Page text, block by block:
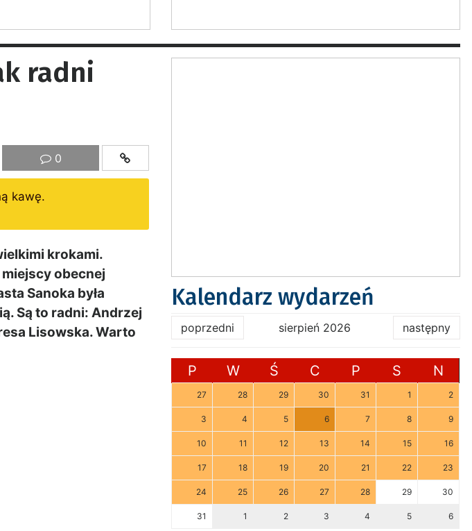
radni
0
kawę.
krokami.
obecnej
Sanoka była
Są to radni: Andrzej
Lisowska. Warto
Kalendarz wydarzeń
poprzedni sierpień 2026 następny
P W Ś C P S N
27 28 29 30 31 1 2
3 4 5 6 7 8 9
10 11 12 13 14 15 16
17 18 19 20 21 22 23
24 25 26 27 28 29 30
31 1 2 3 4 5 6